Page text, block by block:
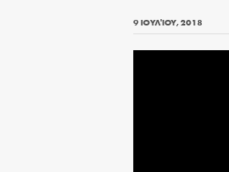
9 ΙΟΥΛΊΟΥ, 2018